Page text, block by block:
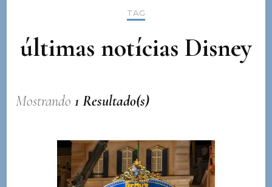
TAG
últimas notícias Disney
Mostrando1 Resultado(s)